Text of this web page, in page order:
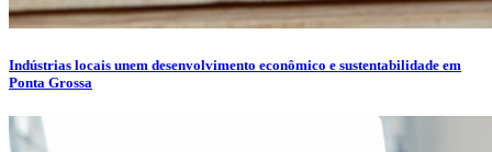
Indústrias locais unem desenvolvimento econômico e sustentabilidade em
Ponta Grossa